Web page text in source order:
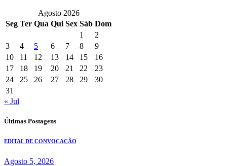
Agosto 2026
Seg Ter Qua Qui Sex Sáb Dom
1
2
3
4 5 6 7 8
9
10
11 12 13 14 15
16
17
18 19 20 21 22
23
24
25 26 27 28 29
30
31
« Jul
Últimas Postagens
EDITAL DE CONVOCAÇÃO
Agosto 5, 2026